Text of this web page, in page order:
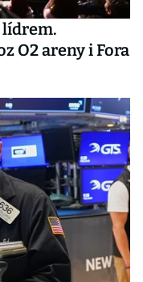
lídrem.
O2 areny i Fora